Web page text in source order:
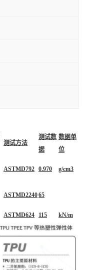
测试方法
测试数
据
数据单
位
ASTMD792 0.970 g/cm3
ASTMD224065
ASTMD624 115 kN/m